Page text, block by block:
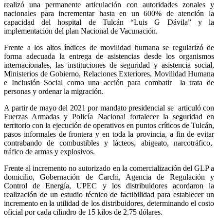
realizó una permanente articulación con autoridades zonales y
nacionales para incrementar hasta en un 600% de atención la
capacidad del hospital de Tulcán “Luis G Dávila” y la
implementación del plan Nacional de Vacunación.
Frente a los altos índices de movilidad humana se regularizó de
forma adecuada la entrega de asistencias desde los organismos
internacionales, las instituciones de seguridad y asistencia social,
Ministerios de Gobierno, Relaciones Exteriores, Movilidad Humana
e Inclusión Social como una acción para combatir la trata de
personas y ordenar la migración.
A partir de mayo del 2021 por mandato presidencial se articuló con
Fuerzas Armadas y Policía Nacional fortalecer la seguridad en
territorio con la ejecución de operativos en puntos críticos de Tulcán,
pasos informales de frontera y en toda la provincia, a fin de evitar
contrabando de combustibles y lácteos, abigeato, narcotráfico,
tráfico de armas y explosivos.
Frente al incremento no autorizado en la comercialización del GLP a
domicilio, Gobernación de Carchi, Agencia de Regulación y
Control de Energía, UPEC y los distribuidores acordaron la
realización de un estudio técnico de factibilidad para establecer un
incremento en la utilidad de los distribuidores, determinando el costo
oficial por cada cilindro de 15 kilos de 2.75 dólares.